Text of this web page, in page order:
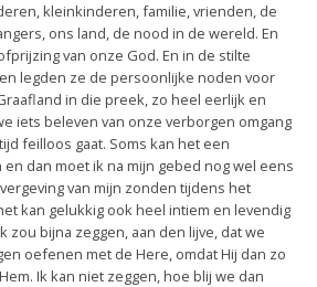
kleinkinderen, familie, vrienden, de
ons land, de nood in de wereld. En
van onze God. En in de stilte
legden ze de persoonlijke noden voor
in die preek, zo heel eerlijk en
iets beleven van onze verborgen omgang
feilloos gaat. Soms kan het een
dan moet ik na mijn gebed nog wel eens
van mijn zonden tijdens het
kan gelukkig ook heel intiem en levendig
zou bijna zeggen, aan den lijve, dat we
oefenen met de Here, omdat Hij dan zo
Ik kan niet zeggen, hoe blij we dan